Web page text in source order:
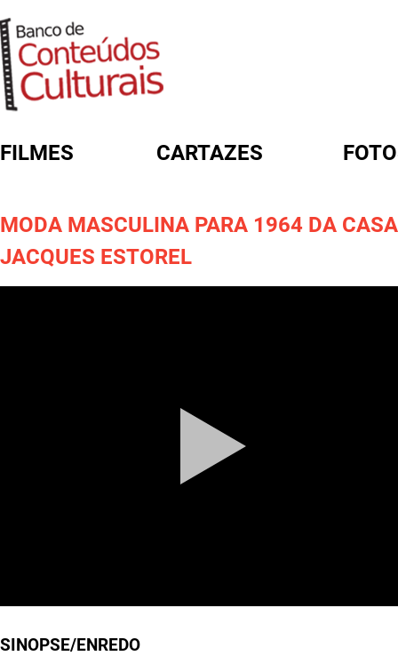
FILMES CARTAZES
MODA MASCULINA PARA 1964 DA CASA
JACQUES ESTOREL
SINOPSE/ENREDO